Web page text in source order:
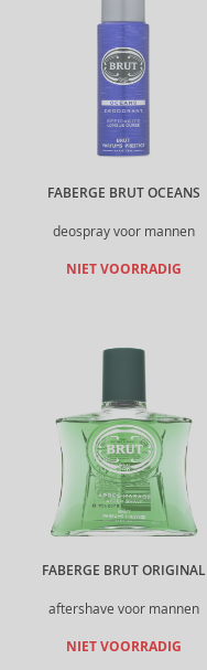
FABERGE BRUT OCEANS
deospray voor mannen
NIET VOORRADIG
FABERGE BRUT ORIGINAL
aftershave voor mannen
NIET VOORRADIG